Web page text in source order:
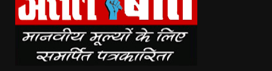
Asal Baat (www.asalbaat.co.in) is the most popular news portal in